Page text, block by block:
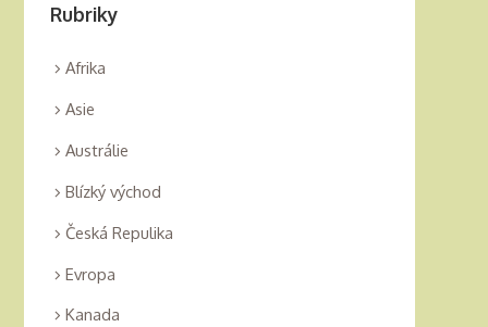
Rubriky
Afrika
Asie
Austrálie
Blízký východ
Česká Repulika
Evropa
Kanada